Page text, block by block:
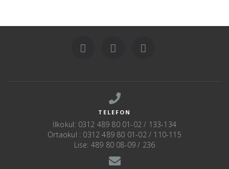
TELEFON
İlkokul: 0312 489 80 01-02 / 133-134
Ortaokul : 0312 489 80 01-02 / 110-115
Lise: 489 80 08-09 / 236